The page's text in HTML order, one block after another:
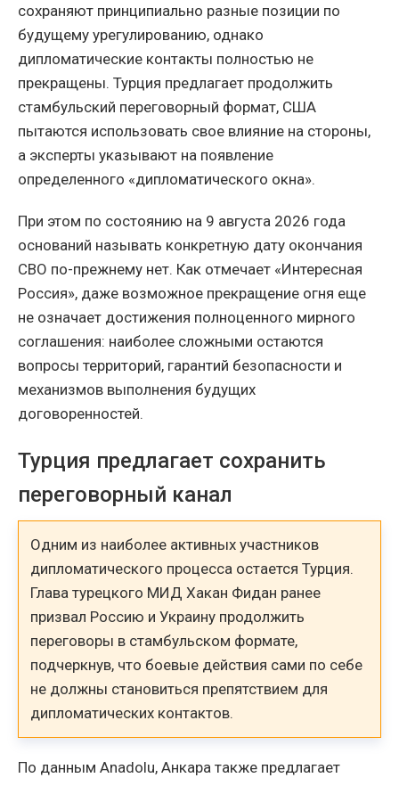
сохраняют принципиально разные позиции по
будущему урегулированию, однако
дипломатические контакты полностью не
прекращены. Турция предлагает продолжить
стамбульский переговорный формат, США
пытаются использовать свое влияние на стороны,
а эксперты указывают на появление
определенного «дипломатического окна».
При этом по состоянию на 9 августа 2026 года
оснований называть конкретную дату окончания
СВО по-прежнему нет. Как отмечает «Интересная
Россия», даже возможное прекращение огня еще
не означает достижения полноценного мирного
соглашения: наиболее сложными остаются
вопросы территорий, гарантий безопасности и
механизмов выполнения будущих
договоренностей.
Турция предлагает сохранить
переговорный канал
Одним из наиболее активных участников
дипломатического процесса остается Турция.
Глава турецкого МИД Хакан Фидан ранее
призвал Россию и Украину продолжить
переговоры в стамбульском формате,
подчеркнув, что боевые действия сами по себе
не должны становиться препятствием для
дипломатических контактов.
По данным Anadolu, Анкара также предлагает